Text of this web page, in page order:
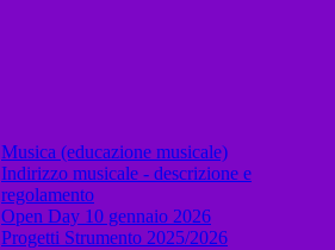
Musica (educazione musicale)
Indirizzo musicale - descrizione e
regolamento
Open Day 10 gennaio 2026
Progetti Strumento 2025/2026